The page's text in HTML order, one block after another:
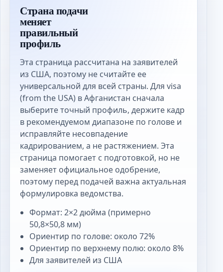
Страна подачи
меняет
правильный
профиль
Эта страница рассчитана на заявителей
из США, поэтому не считайте ее
универсальной для всей страны. Для visa
(from the USA) в Афганистан сначала
выберите точный профиль, держите кадр
в рекомендуемом диапазоне по голове и
исправляйте несовпадение
кадрированием, а не растяжением. Эта
страница помогает с подготовкой, но не
заменяет официальное одобрение,
поэтому перед подачей важна актуальная
формулировка ведомства.
Формат: 2×2 дюйма (примерно
50,8×50,8 мм)
Ориентир по голове: около 72%
Ориентир по верхнему полю: около 8%
Для заявителей из США